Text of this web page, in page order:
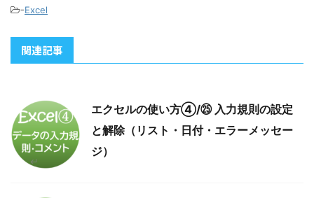
-Excel
関連記事
エクセルの使い方④/㉕ 入力規則の設定
と解除（リスト・日付・エラーメッセー
ジ）